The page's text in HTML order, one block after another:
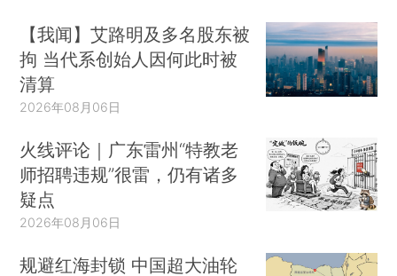
【我闻】艾路明及多名股东被
拘 当代系创始人因何此时被
清算
2026年08月06日
火线评论｜广东雷州“特教老
师招聘违规”很雷，仍有诸多
疑点
2026年08月06日
规避红海封锁 中国超大油轮